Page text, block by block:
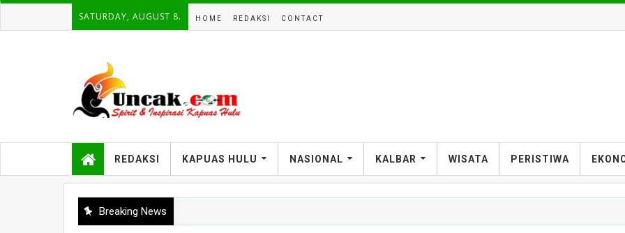
SATURDAY, AUGUST 8. HOME REDAKSI CONTACT
REDAKSI KAPUAS HULU NASIONAL KALBAR WISATA PERISTIWA
Breaking News